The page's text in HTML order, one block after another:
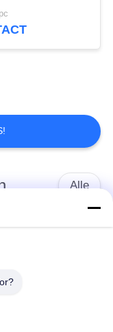
27
Alle
elektrische